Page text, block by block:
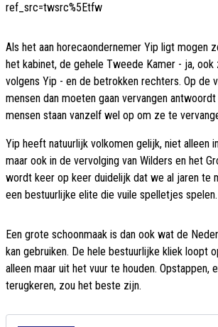
ref_src=twsrc%5Etfw
Als het aan horecaondernemer Yip ligt mogen
het kabinet, de gehele Tweede Kamer - ja, ook
volgens Yip - en de betrokken rechters. Op de
mensen dan moeten gaan vervangen
mensen staan vanzelf wel op om ze te
Yip heeft natuurlijk volkomen gelijk, niet alleen
maar ook in de vervolging van Wilders en het
wordt keer op keer duidelijk dat we al jaren te
een bestuurlijke elite die vuile spelletjes spelen.
Een grote schoonmaak is dan ook wat de
kan gebruiken. De hele bestuurlijke kliek loopt
alleen maar uit het vuur te houden. Opstappen,
terugkeren, zou het beste zijn.